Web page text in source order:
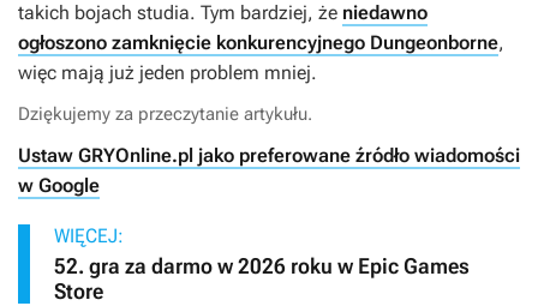
takich bojach studia. Tym bardziej, że niedawno
ogłoszono zamknięcie konkurencyjnego Dungeonborne,
więc mają już jeden problem mniej.
Dziękujemy za przeczytanie artykułu.
Ustaw GRYOnline.pl jako preferowane źródło wiadomości
w Google
WIĘCEJ:
52. gra za darmo w 2026 roku w Epic Games
Store